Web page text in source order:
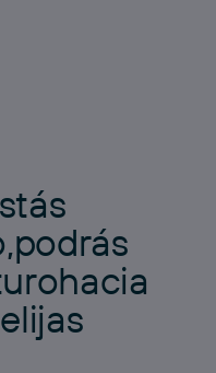
stás
,podrás
urohacia
elijas